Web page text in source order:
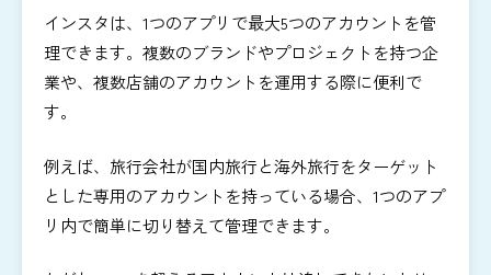
インスタは、1つのアプリで最大5つのアカウントを管
理できます。複数のブランドやプロジェクトを持つ企
業や、複数店舗のアカウントを運用する際に便利で
す。
例えば、旅行会社が国内旅行と海外旅行をターゲット
とした専用のアカウントを持っている場合、1つのアプ
リ内で簡単に切り替えて管理できます。